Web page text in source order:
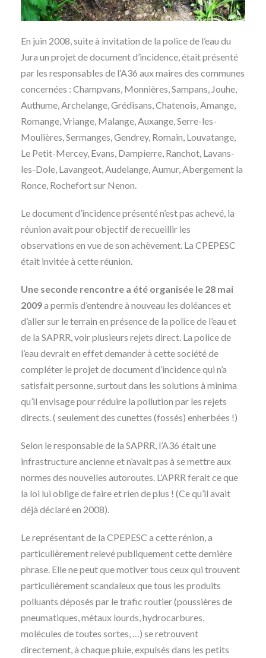
En juin 2008, suite à invitation de la police de l’eau du
Jura un projet de document d’incidence, était présenté
par les responsables de l’A36 aux maires des communes
concernées : Champvans, Monnières, Sampans, Jouhe,
Authume, Archelange, Grédisans, Chatenois, Amange,
Romange, Vriange, Malange, Auxange, Serre-les-
Moulières, Sermanges, Gendrey, Romain, Louvatange,
Le Petit-Mercey, Evans, Dampierre, Ranchot, Lavans-
les-Dole, Lavangeot, Audelange, Aumur, Abergement la
Ronce, Rochefort sur Nenon.
Le document d’incidence présenté n’est pas achevé, la
réunion avait pour objectif de recueillir les
observations en vue de son achèvement. La CPEPESC
était invitée à cette réunion.
Une seconde rencontre a été organisée le 28 mai
2009a permis d’entendre à nouveau les doléances et
d’aller sur le terrain en présence de la police de l’eau et
de la SAPRR, voir plusieurs rejets direct. La police de
l’eau devrait en effet demander à cette société de
compléter le projet de document d’incidence qui n’a
satisfait personne, surtout dans les solutions à minima
qu’il envisage pour réduire la pollution par les rejets
directs. ( seulement des cunettes (fossés) enherbées !)
Selon le responsable de la SAPRR, l’A36 était une
infrastructure ancienne et n’avait pas à se mettre aux
normes des nouvelles autoroutes. L’APRR ferait ce que
la loi lui oblige de faire et rien de plus ! (Ce qu’il avait
déjà déclaré en 2008).
Le représentant de la CPEPESC a cette rénion, a
particulièrement relevé publiquement cette dernière
phrase. Elle ne peut que motiver tous ceux qui trouvent
particulièrement scandaleux que tous les produits
polluants déposés par le trafic routier (poussières de
pneumatiques, métaux lourds, hydrocarbures,
molécules de toutes sortes, …) se retrouvent
directement, à chaque pluie, expulsés dans les petits